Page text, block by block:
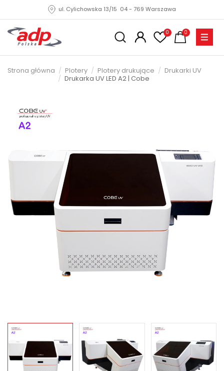
ul. Cylichowska 13/15 04 - 769 Warszawa
0 0
Strona główna Plotery Plotery drukujące
Drukarki UV
Drukarka UV LED A2 | Cobe